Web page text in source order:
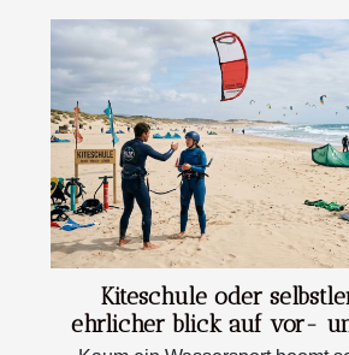
Kiteschule oder
ehrlicher blick auf vor-